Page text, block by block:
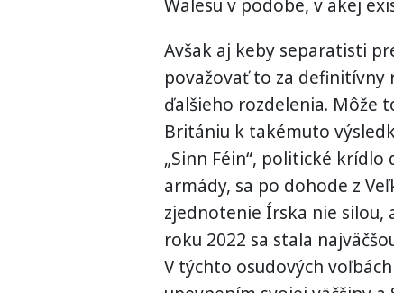
Walesu v podobe, v akej
Avšak aj keby separatisti
považovať to za definitívny
ďalšieho rozdelenia. Môže
Britániu k takémuto
„Sinn Féin“, politické
armády, sa po dohode z
zjednotenie Írska nie silou,
roku 2022 sa stala
V týchto osudových